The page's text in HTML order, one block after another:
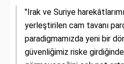
"Irak ve Suriye
yerleştirilen cam tavanı
paradigmamızda yeni bir
güvenliğimiz riske